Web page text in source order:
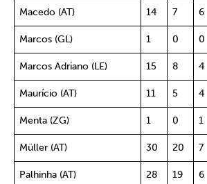
Macedo (AT) 14 7 6
Marcos (GL) 1 0 0
Marcos Adriano (LE) 15 8 4
Maurício (AT) 11 5 4
Menta (ZG) 1 0 1
Müller (AT) 30 20 7
Palhinha (AT) 28 19 6